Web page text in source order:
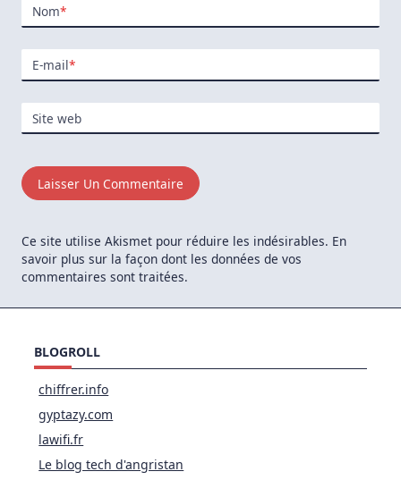
Nom*
E-mail*
Site web
Ce site utilise Akismet pour réduire les indésirables. En
savoir plus sur la façon dont les données de vos
commentaires sont traitées.
BLOGROLL
chiffrer.info
gyptazy.com
lawifi.fr
Le blog tech d'angristan